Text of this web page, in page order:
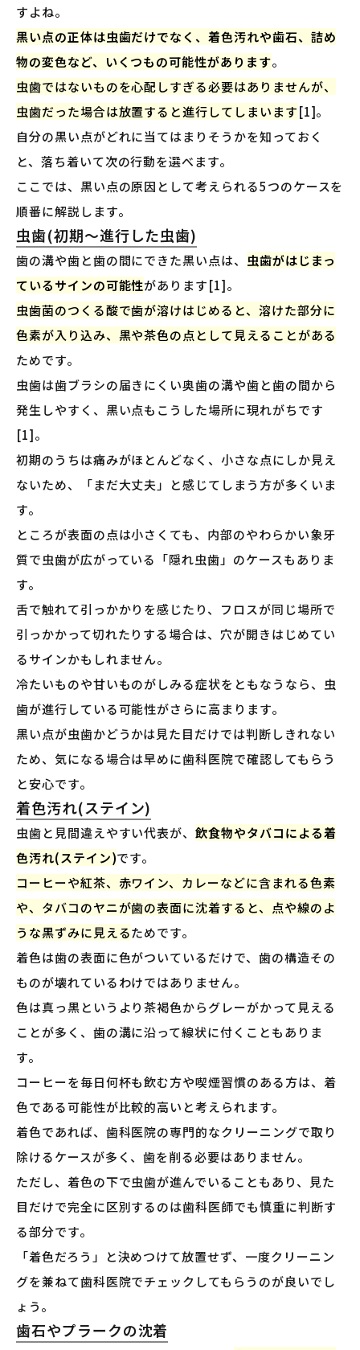
すよね。
黒い点の正体は虫歯だけでなく、着色汚れや歯石、詰め
物の変色など、いくつもの可能性があります。
虫歯ではないものを心配しすぎる必要はありませんが、
虫歯だった場合は放置すると進行してしまいます[1]。
自分の黒い点がどれに当てはまりそうかを知っておく
と、落ち着いて次の行動を選べます。
ここでは、黒い点の原因として考えられる5つのケースを
順番に解説します。
虫歯(初期〜進行した虫歯)
歯の溝や歯と歯の間にできた黒い点は、 虫歯がはじまっ
ているサインの可能性があります[1]。
虫歯菌のつくる酸で歯が溶けはじめると、溶けた部分に
色素が入り込み、黒や茶色の点として見えることがある
ためです。
虫歯は歯ブラシの届きにくい奥歯の溝や歯と歯の間から
発生しやすく、黒い点もこうした場所に現れがちです
[1]。
初期のうちは痛みがほとんどなく、小さな点にしか見え
ないため、「まだ大丈夫」と感じてしまう方が多くいま
す。
ところが表面の点は小さくても、内部のやわらかい象牙
質で虫歯が広がっている「隠れ虫歯」のケースもありま
す。
舌で触れて引っかかりを感じたり、フロスが同じ場所で
引っかかって切れたりする場合は、穴が開きはじめてい
るサインかもしれません。
冷たいものや甘いものがしみる症状をともなうなら、虫
歯が進行している可能性がさらに高まります。
黒い点が虫歯かどうかは見た目だけでは判断しきれない
ため、気になる場合は早めに歯科医院で確認してもらう
と安心です。
着色汚れ(ステイン)
虫歯と見間違えやすい代表が、飲食物やタバコによる着
色汚れ(ステイン)です。
コーヒーや紅茶、赤ワイン、カレーなどに含まれる色素
や、タバコのヤニが歯の表面に沈着すると、点や線のよ
うな黒ずみに見えるためです。
着色は歯の表面に色がついているだけで、歯の構造その
ものが壊れているわけではありません。
色は真っ黒というより茶褐色からグレーがかって見える
ことが多く、歯の溝に沿って線状に付くこともありま
す。
コーヒーを毎日何杯も飲む方や喫煙習慣のある方は、着
色である可能性が比較的高いと考えられます。
着色であれば、歯科医院の専門的なクリーニングで取り
除けるケースが多く、歯を削る必要はありません。
ただし、着色の下で虫歯が進んでいることもあり、見た
目だけで完全に区別するのは歯科医師でも慎重に判断す
る部分です。
「着色だろう」と決めつけて放置せず、一度クリーニン
グを兼ねて歯科医院でチェックしてもらうのが良いでし
ょう。
歯石やプラークの沈着